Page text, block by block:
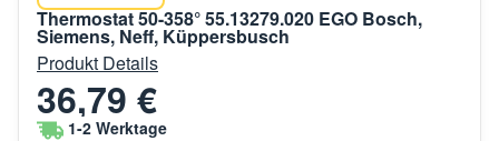
Thermostat 50-358° 55.13279.020 EGO Bosch,
Siemens, Neff, Küppersbusch
Produkt Details
36,79 €
1-2 Werktage